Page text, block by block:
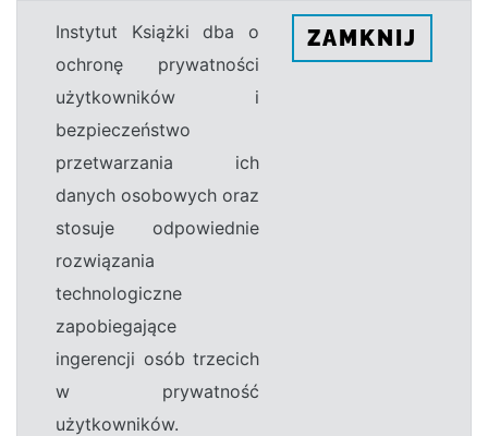
Instytut Książki dba o
ochronę prywatności
użytkowników i
bezpieczeństwo
przetwarzania ich
danych osobowych oraz
stosuje odpowiednie
rozwiązania
technologiczne
zapobiegające
ingerencji osób trzecich
w prywatność
użytkowników.
ZAMKNIJ